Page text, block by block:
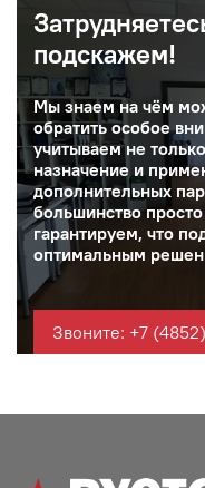
подскажем!
Мы знаем на чём
обратить особое
учитываем не
назначение и
дополнительных
большинство
гарантируем, что
оптимальным
Звоните: +7